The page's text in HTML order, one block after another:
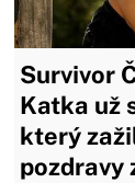
Survivor
Katka už
který
pozdravy